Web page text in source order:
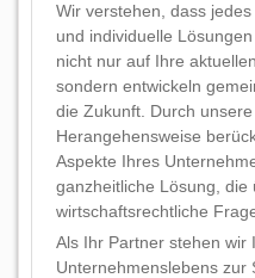
Wir verstehen, dass
und individuelle
nicht nur auf Ihre
sondern entwickeln
die Zukunft. Durch
Herangehensweise
Aspekte Ihres
ganzheitliche Lösung, die
wirtschaftsrechtliche
Als Ihr Partner stehen wir
Unternehmenslebens zur